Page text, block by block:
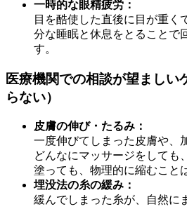
一時的な眼精疲労：
目を酷使した直後に目が重く
分な睡眠と休息をとることで
す。
医療機関での相談が望ましい
らない）
皮膚の伸び・たるみ：
一度伸びてしまった皮膚や、
どんなにマッサージをしても
塗っても、物理的に縮むこと
埋没法の糸の緩み：
緩んでしまった糸が、自然に